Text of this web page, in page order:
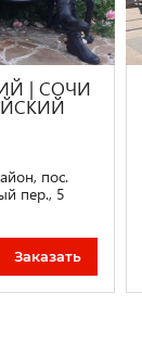
| СОЧИ
пос.
пер., 5
Заказать